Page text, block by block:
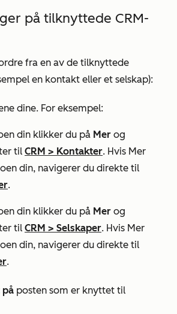
på tilknyttede CRM-
fra en av de tilknyttede
en kontakt eller et selskap):
dine. For eksempel:
din klikker du på Mer og
til CRM > Kontakter. Hvis Mer
din, navigerer du direkte til
.
din klikker du på Mer og
til CRM > Selskaper. Hvis Mer
din, navigerer du direkte til
.
på posten som er knyttet til